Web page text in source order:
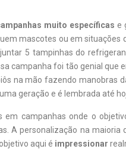
muito específicas e
mascotes ou em situações
5 tampinhas do
campanha foi tão genial que
na mão fazendo manobras
geração e é lembrada até
em campanhas onde o
A personalização na
aqui é impressionar